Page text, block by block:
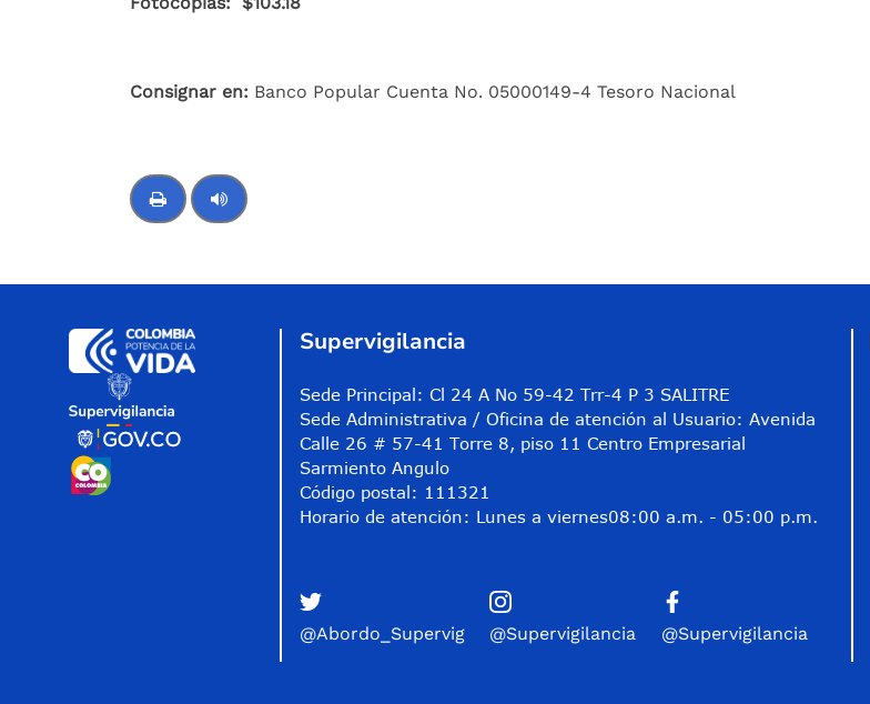
Consignar en: Banco Popular Cuenta No. 05000149-4 Tesoro Nacional
Supervigilancia
Sede Principal: Cl 24 A No 59-42 Trr-4 P 3 SALITRE
Sede Administrativa / Oficina de atención al Usuario: Avenida
Calle 26 # 57-41 Torre 8, piso 11 Centro Empresarial
Sarmiento Angulo
Código postal: 111321
Horario de atención: Lunes a viernes08:00 a.m. - 05:00 p.m.
@Abordo_Supervig @Supervigilancia @Supervigilancia